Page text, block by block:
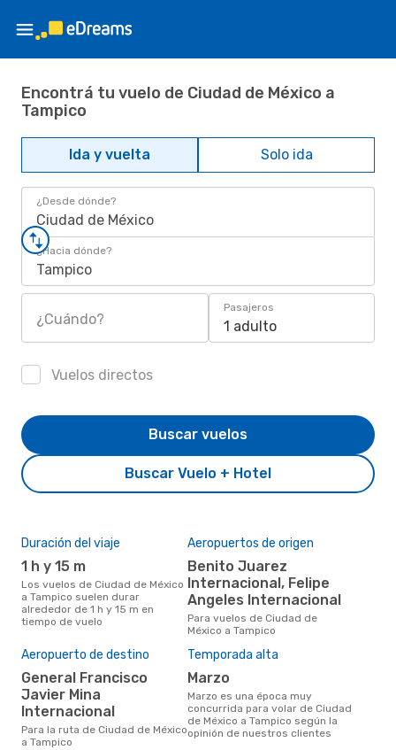
Encontrá tu vuelo de Ciudad de México a
Tampico
Ida y vuelta Solo ida
¿Desde dónde?
Ciudad de México
¿Hacia dónde?
Tampico
¿Cuándo?
Pasajeros
1 adulto
Vuelos directos
Buscar Vuelo + Hotel
Buscar vuelos
Duración del viaje
1 h y 15 m
Los vuelos de Ciudad de México
a Tampico suelen durar
alrededor de 1 h y 15 m en
tiempo de vuelo
Aeropuertos de origen
Benito Juarez
Internacional, Felipe
Angeles Internacional
Para vuelos de Ciudad de
México a Tampico
Aeropuerto de destino
General Francisco
Javier Mina
Internacional
Para la ruta de Ciudad de México
a Tampico
Temporada alta
marzo
marzo es una época muy
concurrida para volar de Ciudad
de México a Tampico según la
opinión de nuestros clientes